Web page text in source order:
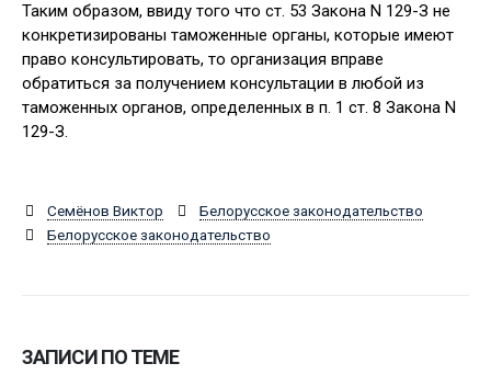
Таким образом, ввиду того что ст. 53 Закона N 129-З не
конкретизированы таможенные органы, которые имеют
право консультировать, то организация вправе
обратиться за получением консультации в любой из
таможенных органов, определенных в п. 1 ст. 8 Закона N
129-З.
Семёнов Виктор
Белорусское законодательство
Белорусское законодательство
ЗАПИСИ ПО ТЕМЕ